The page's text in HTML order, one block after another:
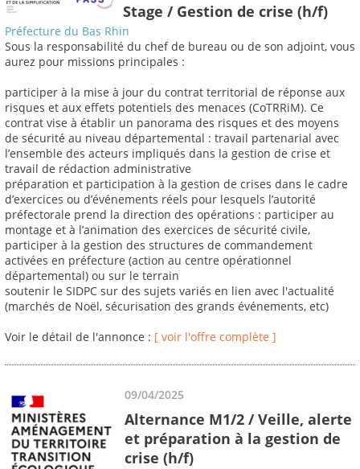
Stage / Gestion de crise (h/f)
Préfecture du Bas Rhin
Sous la responsabilité du chef de bureau ou de son adjoint, vous
aurez pour missions principales :
participer à la mise à jour du contrat territorial de réponse aux
risques et aux effets potentiels des menaces (CoTRRiM). Ce
contrat vise à établir un panorama des risques et des moyens
de sécurité au niveau départemental : travail partenarial avec
l’ensemble des acteurs impliqués dans la gestion de crise et
travail de rédaction administrative
préparation et participation à la gestion de crises dans le cadre
d’exercices ou d’événements réels pour lesquels l’autorité
préfectorale prend la direction des opérations : participer au
montage et à l’animation des exercices de sécurité civile,
participer à la gestion des structures de commandement
activées en préfecture (action au centre opérationnel
départemental) ou sur le terrain
soutenir le SIDPC sur des sujets variés en lien avec l'actualité
(marchés de Noël, sécurisation des grands événements, etc)
Voir le détail de l'annonce : [ voir l'offre complète ]
09/04/2025
Alternance M1/2 / Veille, alerte
et préparation à la gestion de
crise (h/f)